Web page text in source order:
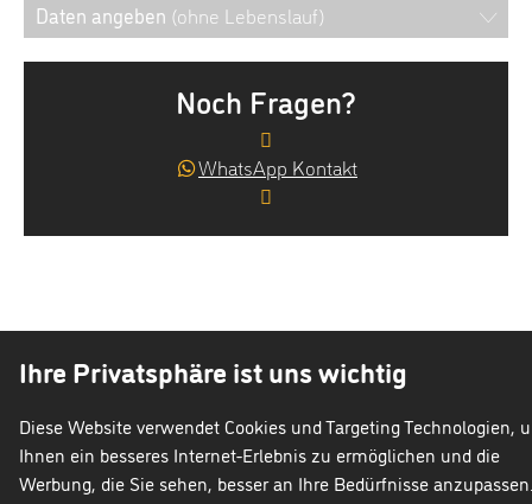
Ihre Privatsphäre ist uns wichtig
Diese Website verwendet Cookies und Targeting Technologien,
Ihnen ein besseres Internet-Erlebnis zu ermöglichen und die
Werbung, die Sie sehen, besser an Ihre Bedürfnisse
Daten angeben (ohne Lebenslauf)
Noch Fragen?
WhatsApp Kontakt
Talent
Datenschutz
Cookie